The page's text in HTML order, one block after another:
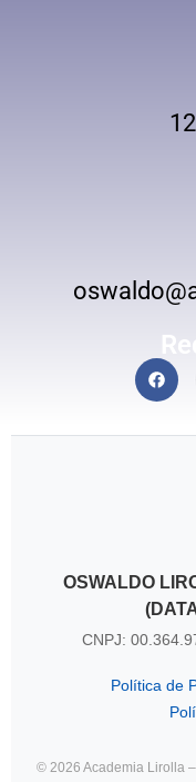
OSWALDO
CNPJ:
Política de
© 2026 Academia Lirolla